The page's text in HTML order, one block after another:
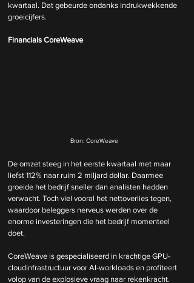
kwartaal. Dat gebeurde ondanks indrukwekkende
groeicijfers.
Financials CoreWeave
Bron: CoreWeave
De omzet steeg in het eerste kwartaal met maar
liefst 112% naar ruim 2 miljard dollar. Daarmee
groeide het bedrijf sneller dan analisten hadden
verwacht. Toch viel vooral het nettoverlies tegen,
waardoor beleggers nerveus werden over de
enorme investeringen die het bedrijf momenteel
doet.
CoreWeave is gespecialiseerd in krachtige GPU-
cloudinfrastructuur voor AI-workloads en profiteert
volop van de explosieve vraag naar rekenkracht.